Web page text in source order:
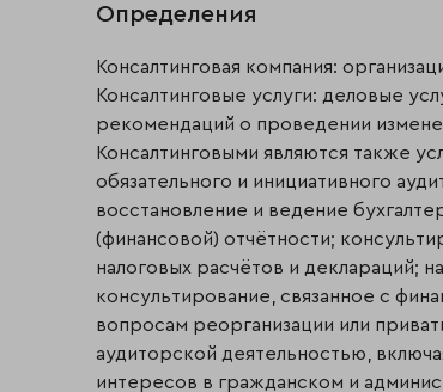
Определения
Консалтинговая компания:
Консалтинговые услуги: деловые
рекомендаций о проведении
Консалтинговыми являются также
обязательного и инициативного
восстановление и ведение
(финансовой) отчётности;
налоговых расчётов и деклараций;
консультирование, связанное с
вопросам реорганизации или
аудиторской деятельностью,
интересов в гражданском и